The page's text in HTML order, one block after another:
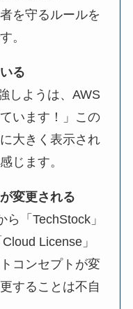
を守るルールを
。
る
しようは、AWS
います！」この
大きく表示され
じます。
変更される
「TechStock」
License」
コンセプトが変
することは不自